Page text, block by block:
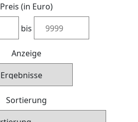
Preis (in Euro)
bis
Anzeige
Sortierung